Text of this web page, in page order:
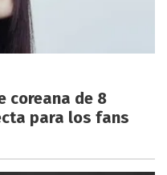
coreana de 8
para los fans